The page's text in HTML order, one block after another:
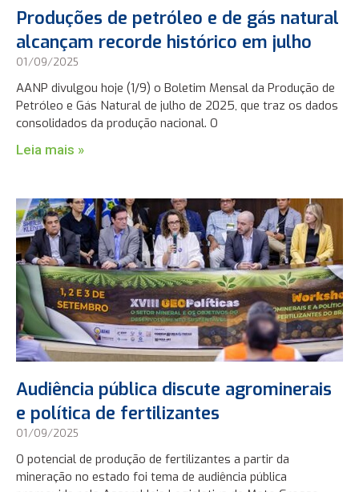
Produções de petróleo e de gás natural
alcançam recorde histórico em julho
01/09/2025
AANP divulgou hoje (1/9) o Boletim Mensal da Produção de
Petróleo e Gás Natural de julho de 2025, que traz os dados
consolidados da produção nacional. O
Leia mais »
Audiência pública discute agrominerais
e política de fertilizantes
01/09/2025
O potencial de produção de fertilizantes a partir da
mineração no estado foi tema de audiência pública